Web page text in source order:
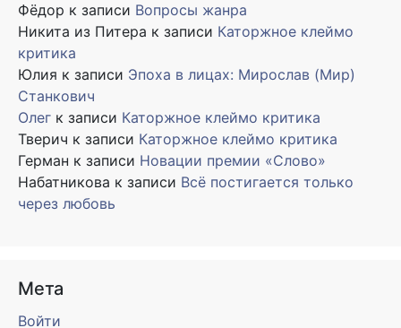
Фёдор к записи Вопросы жанра
Никита из Питера к записи Каторжное клеймо
критика
Юлия к записи Эпоха в лицах: Мирослав (Мир)
Станкович
Олег к записи Каторжное клеймо критика
Тверич к записи Каторжное клеймо критика
Герман к записи Новации премии «Слово»
Набатникова к записи Всё постигается только
через любовь
Мета
Войти